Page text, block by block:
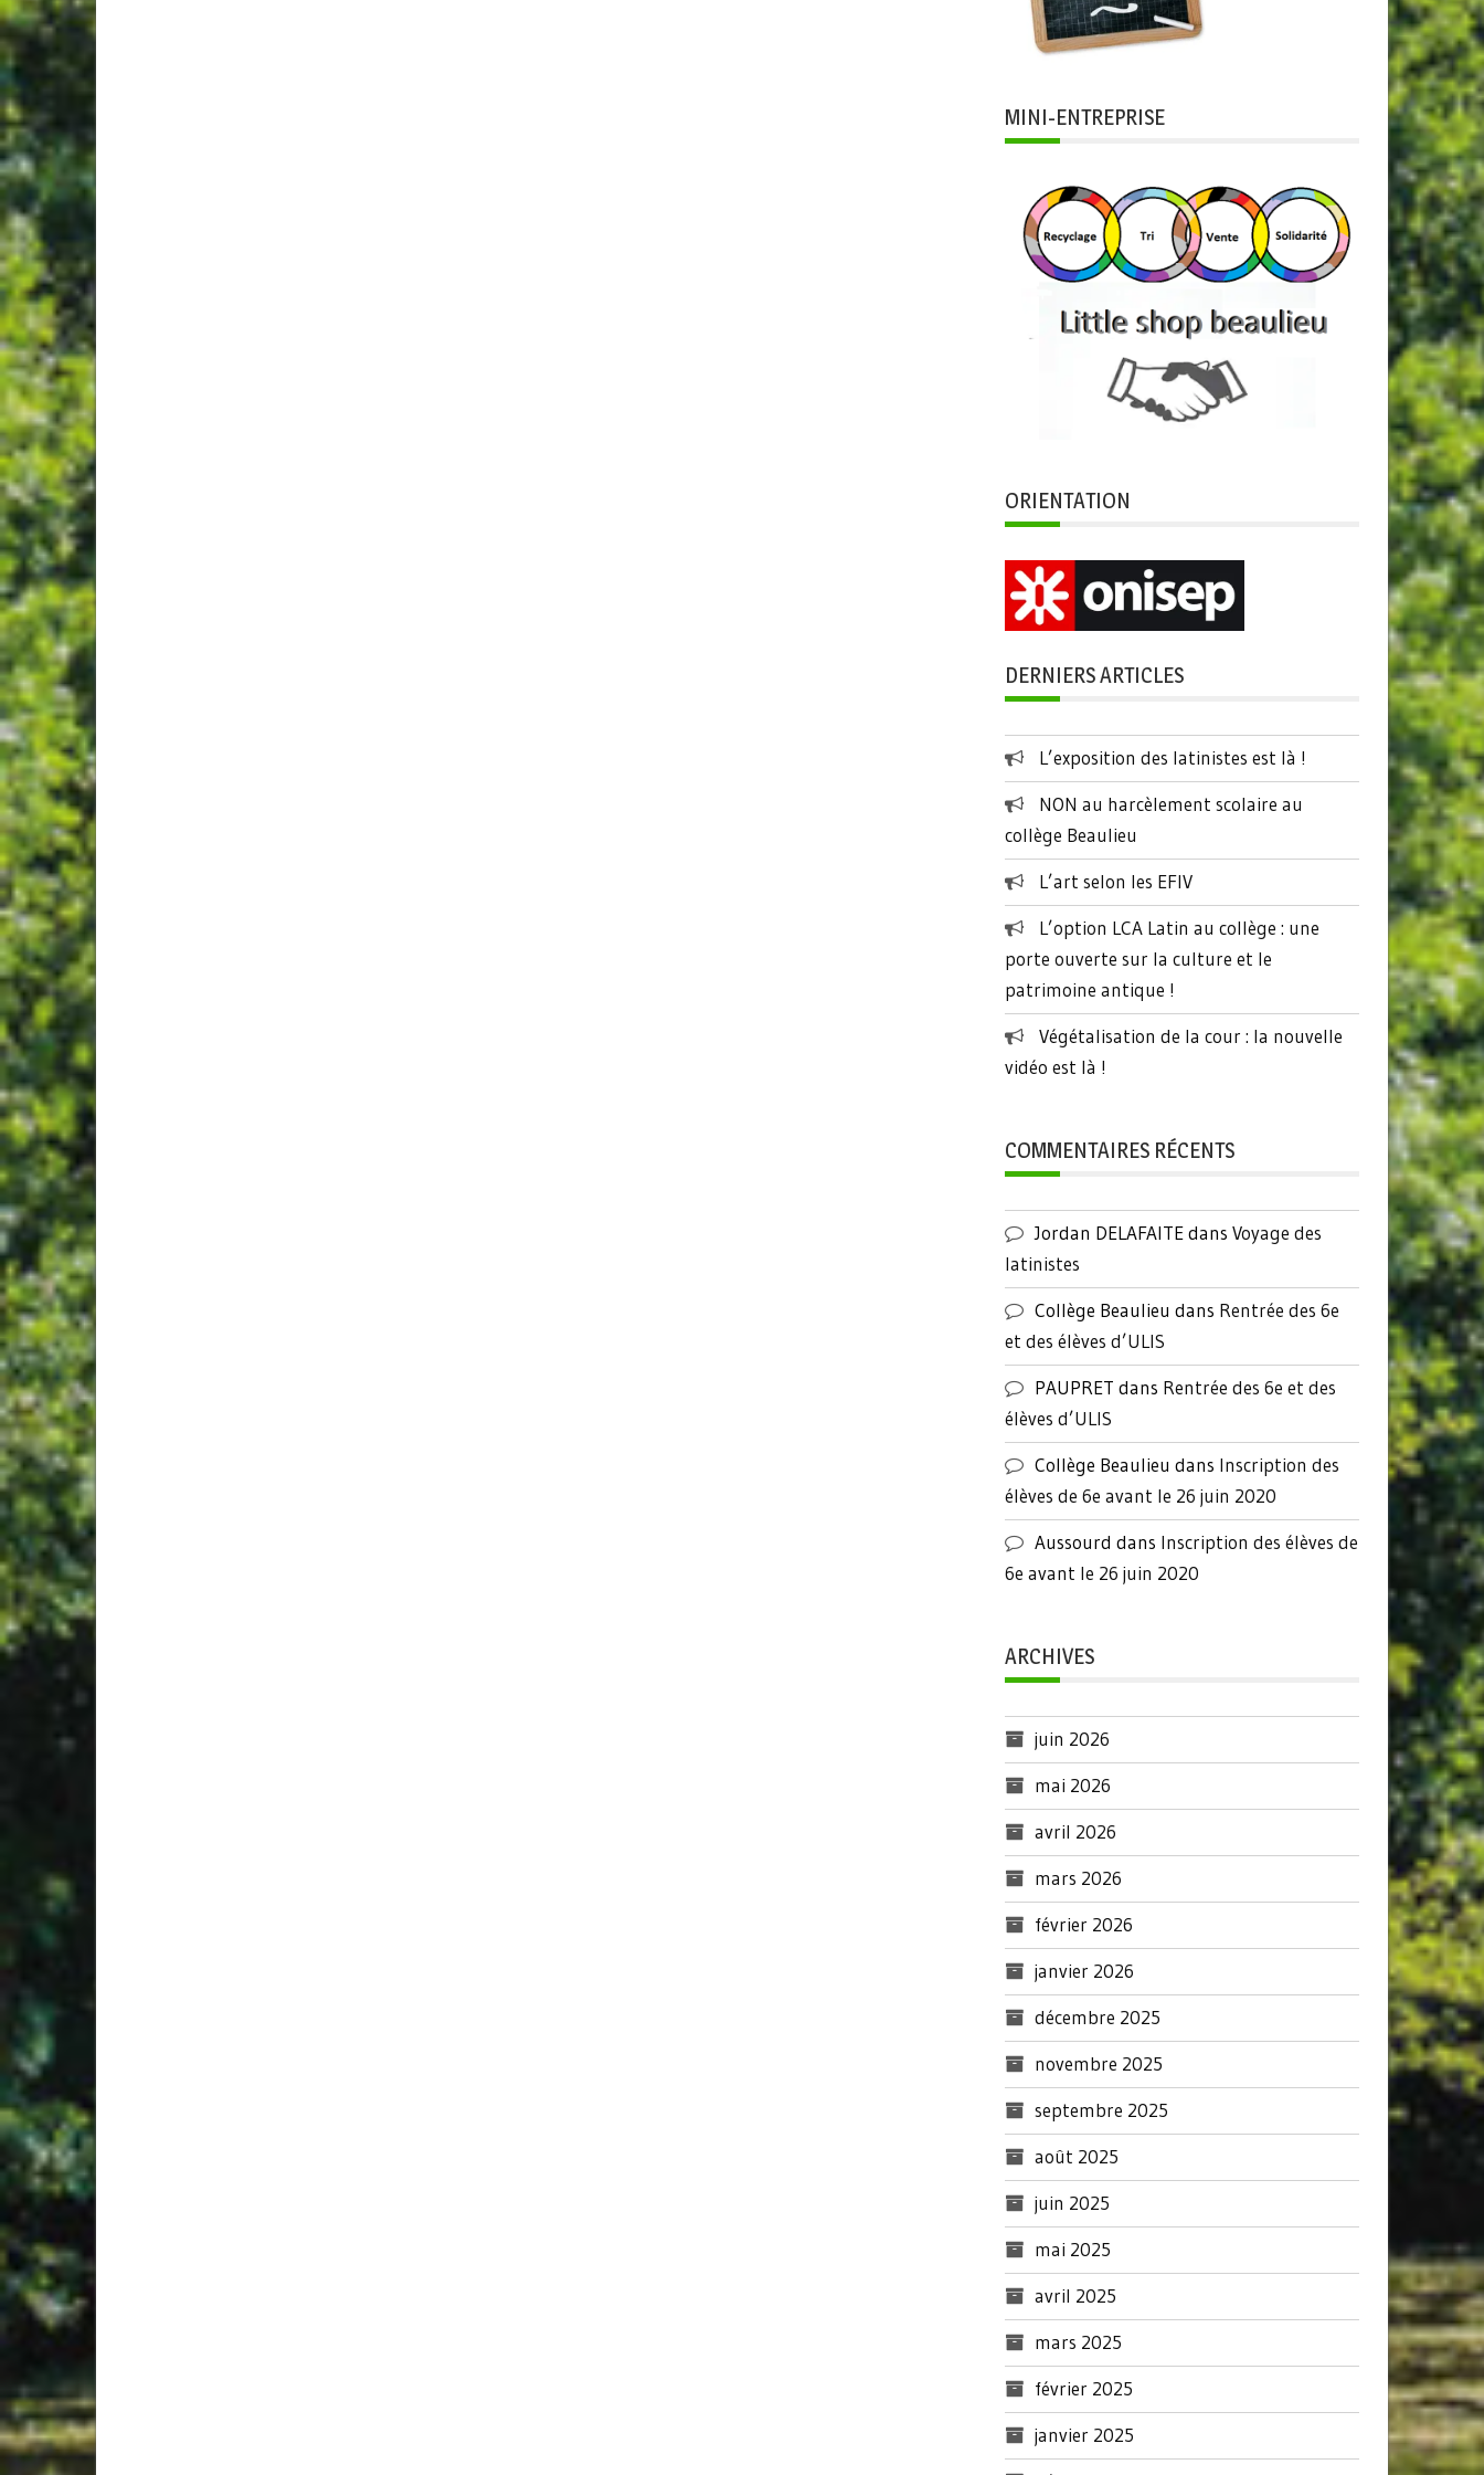
MINI-ENTREPRISE
ORIENTATION
DERNIERS ARTICLES
L’exposition des latinistes est là !
NON au harcèlement scolaire au
collège Beaulieu
L’art selon les EFIV
L’option LCA Latin au collège : une
porte ouverte sur la culture et le
patrimoine antique !
Végétalisation de la cour : la nouvelle
vidéo est là !
COMMENTAIRES RÉCENTS
Jordan DELAFAITEdans Voyage des
latinistes
Collège Beaulieu dans Rentrée des 6e
et des élèves d’ULIS
PAUPRET dans Rentrée des 6e et des
élèves d’ULIS
Collège Beaulieu dans Inscription des
élèves de 6e avant le 26 juin 2020
Aussourd dans Inscription des élèves de
6e avant le 26 juin 2020
ARCHIVES
juin 2026
mai 2026
avril 2026
mars 2026
février 2026
janvier 2026
décembre 2025
novembre 2025
septembre 2025
août 2025
juin 2025
mai 2025
avril 2025
mars 2025
février 2025
janvier 2025